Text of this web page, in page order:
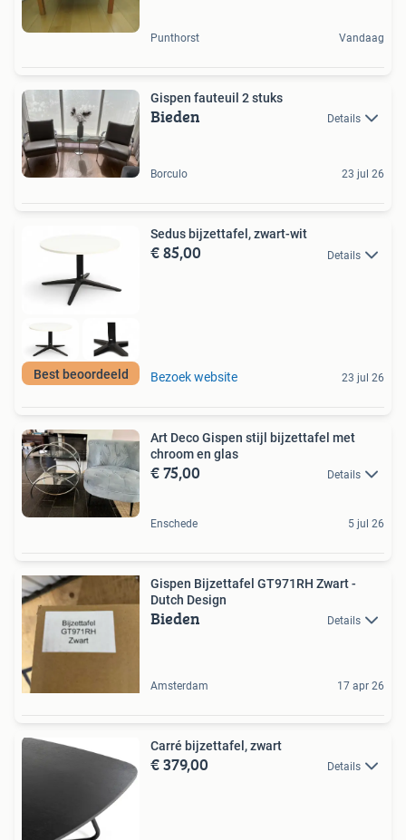
Punthorst Vandaag
Gispen fauteuil 2 stuks
Bieden Details
Borculo 23 jul 26
Best beoordeeld
Sedus bijzettafel, zwart-wit
€ 85,00 Details
Bezoek website 23 jul 26
Art Deco Gispen stijl bijzettafel met
chroom en glas
€ 75,00 Details
Enschede 5 jul 26
Gispen Bijzettafel GT971RH Zwart -
Dutch Design
Bieden Details
Amsterdam 17 apr 26
Carré bijzettafel, zwart
€ 379,00 Details